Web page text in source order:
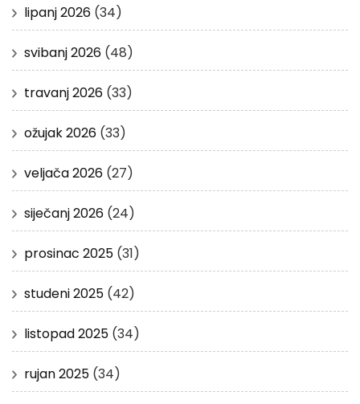
lipanj 2026 (34)
svibanj 2026 (48)
travanj 2026 (33)
ožujak 2026 (33)
veljača 2026 (27)
siječanj 2026 (24)
prosinac 2025 (31)
studeni 2025 (42)
listopad 2025 (34)
rujan 2025 (34)